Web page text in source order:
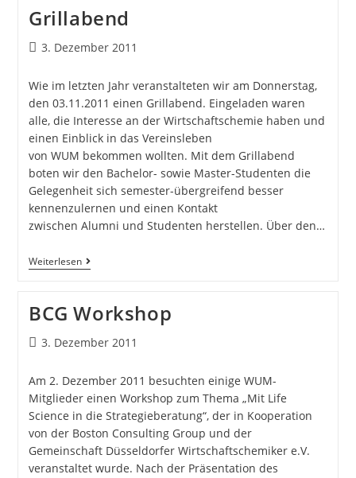
Grillabend
3. Dezember 2011
Wie im letzten Jahr veranstalteten wir am Donnerstag,
den 03.11.2011 einen Grillabend. Eingeladen waren
alle, die Interesse an der Wirtschaftschemie haben und
einen Einblick in das Vereinsleben
von WUM bekommen wollten. Mit dem Grillabend
boten wir den Bachelor- sowie Master-Studenten die
Gelegenheit sich semester-übergreifend besser
kennenzulernen und einen Kontakt
zwischen Alumni und Studenten herstellen. Über den…
Weiterlesen
BCG Workshop
3. Dezember 2011
Am 2. Dezember 2011 besuchten einige WUM-
Mitglieder einen Workshop zum Thema „Mit Life
Science in die Strategieberatung“, der in Kooperation
von der Boston Consulting Group und der
Gemeinschaft Düsseldorfer Wirtschaftschemiker e.V.
veranstaltet wurde. Nach der Präsentation des